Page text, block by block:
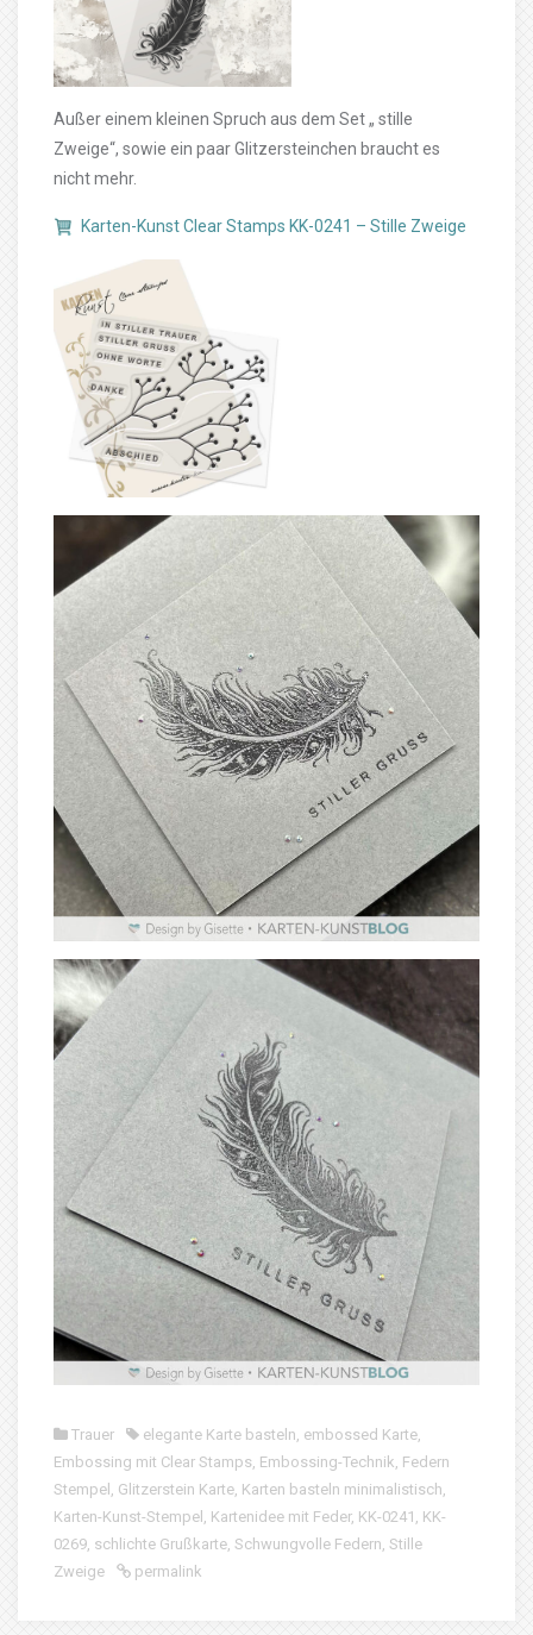
Außer einem kleinen Spruch aus dem Set „ stille
Zweige“, sowie ein paar Glitzersteinchen braucht es
nicht mehr.
Karten-Kunst Clear Stamps KK-0241 – Stille Zweige
Trauer elegante Karte basteln, embossed Karte,
Embossing mit Clear Stamps, Embossing-Technik, Federn
Stempel , Glitzerstein Karte, Karten basteln minimalistisch,
Karten-Kunst-Stempel , Kartenidee mit Feder, KK-0241 , KK-
0269, schlichte Grußkarte, Schwungvolle Federn, Stille
Zweige
permalink